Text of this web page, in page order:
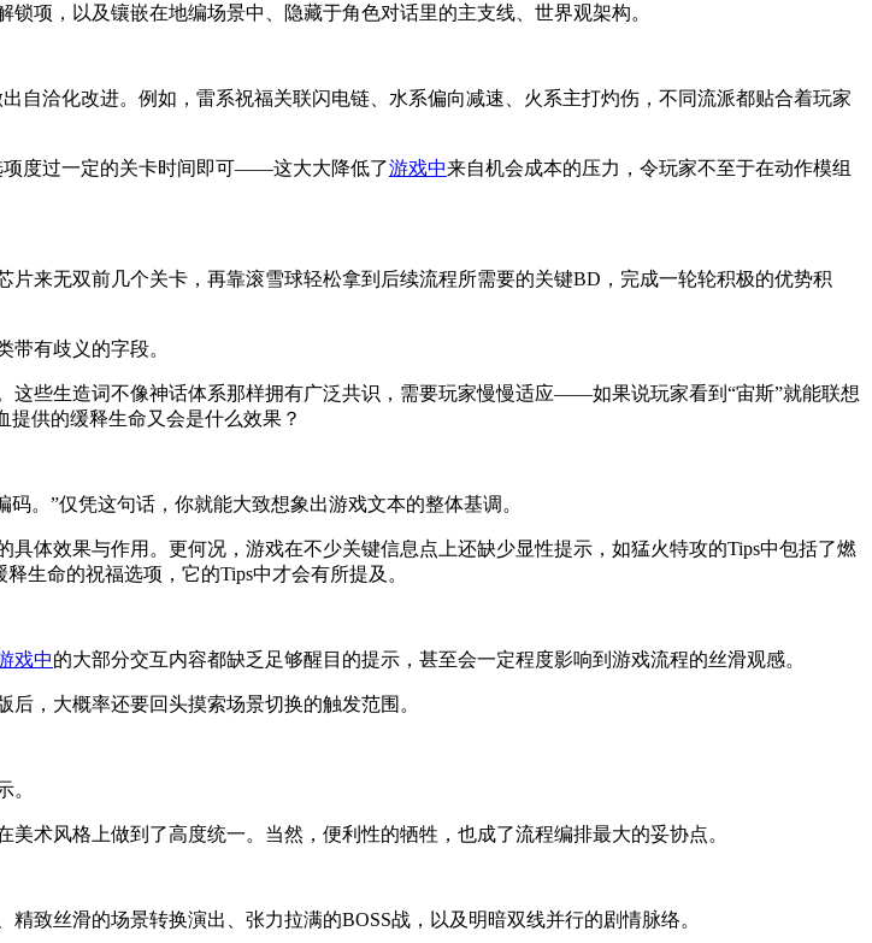
项，以及镶嵌在地编场景中、隐藏于角色对话里的主支线、世界观架构。
自洽化改进。例如，雷系祝福关联闪电链、水系偏向减速、火系主打灼伤，不同流派都贴合着玩家
项度过一定的关卡时间即可——这大大降低了游戏中来自机会成本的压力，令玩家不至于在动作模组
来无双前几个关卡，再靠滚雪球轻松拿到后续流程所需要的关键BD，完成一轮轮积极的优势积
有歧义的字段。
些生造词不像神话体系那样拥有广泛共识，需要玩家慢慢适应——如果说玩家看到“宙斯”就能联想
供的缓释生命又会是什么效果？
。”仅凭这句话，你就能大致想象出游戏文本的整体基调。
体效果与作用。更何况，游戏在不少关键信息点上还缺少显性提示，如猛火特攻的Tips中包括了燃
生命的祝福选项，它的Tips中才会有所提及。
戏中的大部分交互内容都缺乏足够醒目的提示，甚至会一定程度影响到游戏流程的丝滑观感。
，大概率还要回头摸索场景切换的触发范围。
。
术风格上做到了高度统一。当然，便利性的牺牲，也成了流程编排最大的妥协点。
致丝滑的场景转换演出、张力拉满的BOSS战，以及明暗双线并行的剧情脉络。